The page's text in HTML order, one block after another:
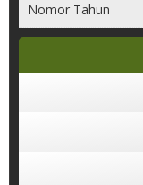
Nomor Tahun